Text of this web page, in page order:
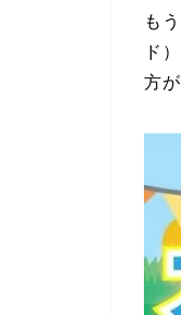
も
ド
方